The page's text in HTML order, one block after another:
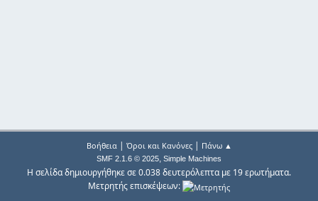
Βοήθεια| Όροι και Κανόνες| Πάνω ▲
SMF 2.1.6 © 2025, Simple Machines
Η σελίδα δημιουργήθηκε σε 0.038 δευτερόλεπτα με 19 ερωτήματα.
Μετρητής επισκέψεων: